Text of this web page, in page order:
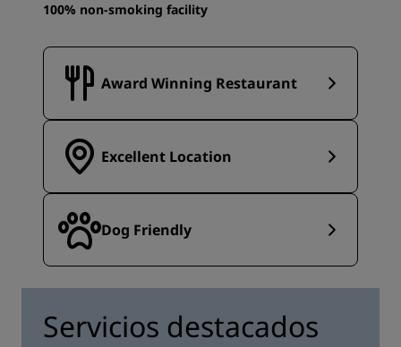
100% non-smoking facility
Award Winning Restaurant
Excellent Location
Dog Friendly
Servicios destacados